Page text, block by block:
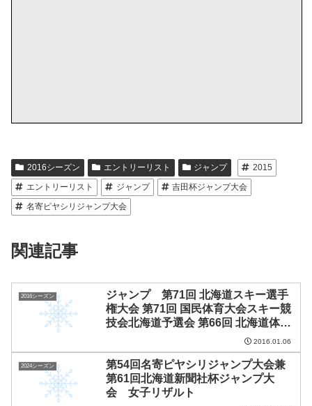
2016シーズン エントリーリスト ジャンプ
2015
エントリーリスト
ジャンプ
吉田杯ジャンプ大会
名寄ピヤシリジャンプ大会
関連記事
2016シーズン
ジャンプ 第71回 北海道スキー選手
権大会 第71回 国民体育大会スキー競
技会北海道予選会 第66回 北海道体育
大会スキー競技会 第68回 南・北北海
道高等学校スキー選手権大会
2016.01.06
2024シーズン
第54回名寄ピヤシリジャンプ大会兼
第61回北海道新聞社杯ジャンプ大
会 女子リザルト